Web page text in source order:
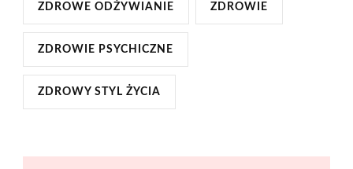
ZDROWE ODŻYWIANIE ZDROWIE
ZDROWIE PSYCHICZNE
ZDROWY STYL ŻYCIA